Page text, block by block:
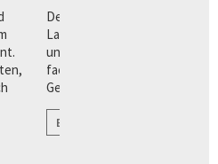
Der Quarzverblender im
Langformat bietet Architekten
und Planern eine Vielzahl von
facettenreichen
Gestaltungsvorteilen für eine
puristisch, klare
Fassadenarchitektur.
ERFAHREN SIE MEHR